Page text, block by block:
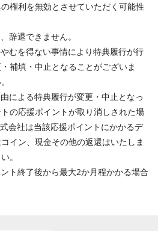
権利を無効とさせていただく可能性
辞退できません。
むを得ない事情により特典履行が行
補填・中止となることがございま
による特典履行が変更・中止となっ
の応援ポイントが取り消しされた場
会社は当該応援ポイントにかかるデ
イン、現金その他の返還はいたしま
。
ト終了後から最大2か月程かかる場合